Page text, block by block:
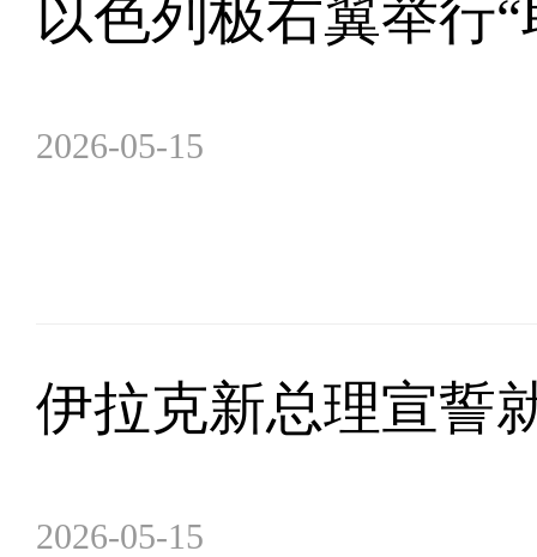
以色列极右翼举行
2026-05-15
伊拉克新总理宣誓
2026-05-15